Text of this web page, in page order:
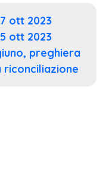
ott 2023
ott 2023
preghiera
riconciliazione